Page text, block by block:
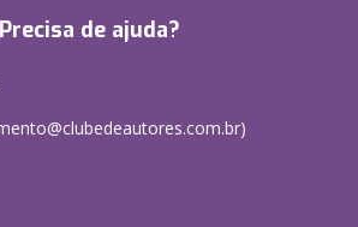
Precisa de ajuda?